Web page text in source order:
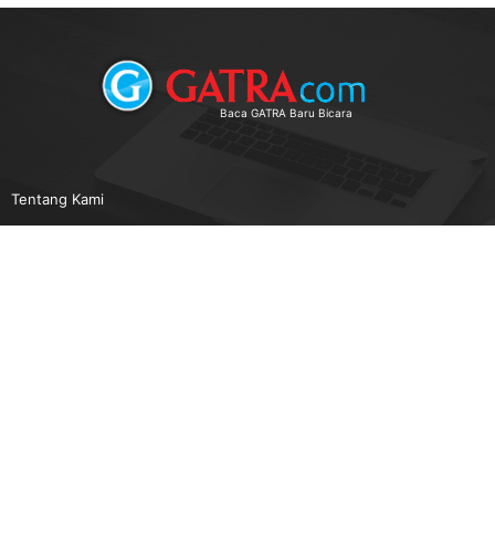
Baca GATRA Baru Bicara
Tentang Kami